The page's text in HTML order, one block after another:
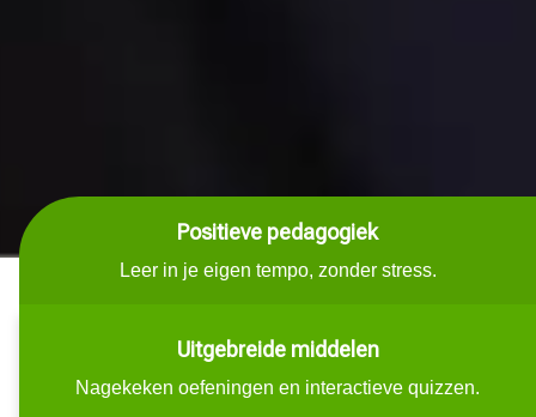
Positieve pedagogiek
Leer in je eigen tempo, zonder stress.
Uitgebreide middelen
Nagekeken oefeningen en interactieve quizzen.